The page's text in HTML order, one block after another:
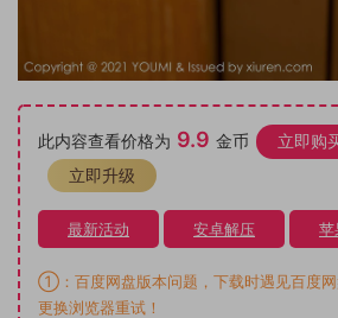
此内容查看价格为 9.9 金币 立即购
立即升级
最新活动 安卓解压 苹
①：百度网盘版本问题，下载时遇见百度
更换浏览器重试！